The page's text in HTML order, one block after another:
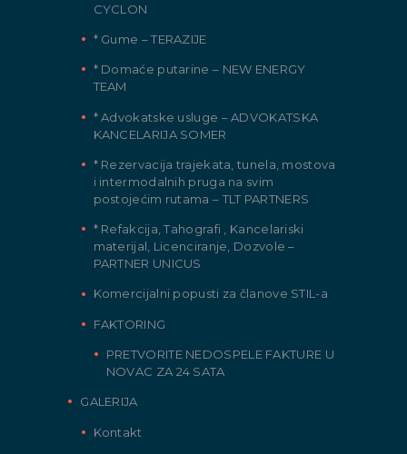
CYCLON
* Gume – TERAZIJE
* Domaće putarine – NEW ENERGY
TEAM
* Advokatske usluge – ADVOKATSKA
KANCELARIJA SOMER
* Rezervacija trajekata, tunela, mostova
i intermodalnih pruga na svim
postojećim rutama – TLT PARTNERS
* Refakcija, Tahografi , Kancelariski
materijal, Licenciranje, Dozvole –
PARTNER UNICUS
Komercijalni popusti za članove STIL-a
FAKTORING
PRETVORITE NEDOSPELE FAKTURE U
NOVAC ZA 24 SATA
GALERIJA
Kontakt